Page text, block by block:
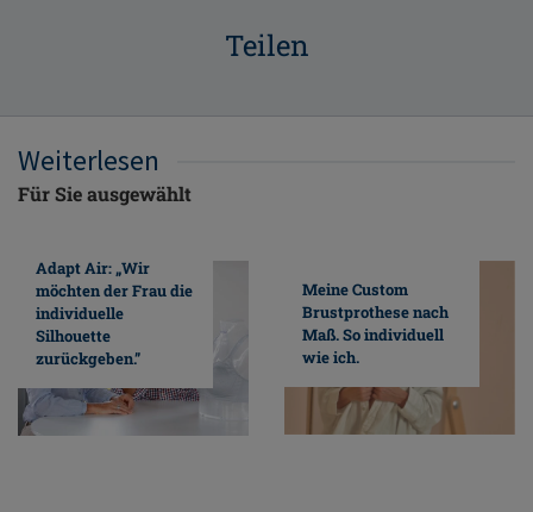
Teilen
Weiterlesen
Für Sie ausgewählt
Adapt Air: „Wir
möchten der Frau die
individuelle
Silhouette
zurückgeben.”
Meine Custom
Brustprothese nach
Maß. So individuell
wie ich.